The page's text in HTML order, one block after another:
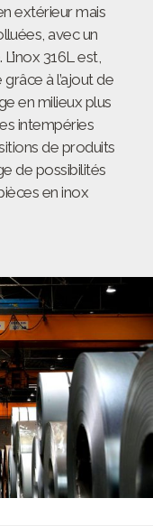
extérieur mais
avec un
316L est,
à l’ajout de
en milieux plus
intempéries
de produits
de possibilités
en inox